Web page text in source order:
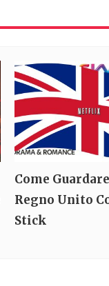
Come
Regno Unito
Stick